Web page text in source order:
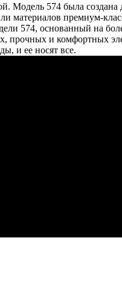
574 была
премиум-
574, основанный на
прочных и комфортных
и ее носят все.